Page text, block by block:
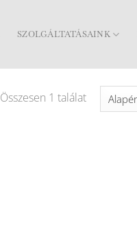
SZOLGÁLTATÁSAINK
Összesen 1 találat